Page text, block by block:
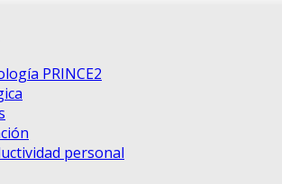
PRINCE2
personal